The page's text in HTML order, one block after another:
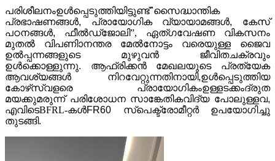
പരിശീലനംഉൾപ്പെടുത്തിയിട്ടുണ്ട്"സൈദ്ധാന്തിക
പ്രഭാഷണങ്ങൾ, പ്രായോഗിക വ്യായാമങ്ങൾ, കേസ്
പഠനങ്ങൾ, ഫീൽഡ്ജോലി”, ഏത്ഗവേഷണ വികസനം
മുതൽ വിപണിാനന്തര മേൽനോട്ടം വരെയുള്ള ജൈവ
ഉൽപ്പന്നങ്ങളുടെ മുഴുവൻ ജീവിതചക്രവും
ഉൾക്കൊള്ളുന്നു. ആഫ്രിക്കൻ മേഖലയുടെ പ്രത്യേക
ആവശ്യങ്ങൾ നിറവേറ്റുന്നതിനായി,ഉൾപ്പെടുത്തിയ
കോഴ്‌സ്വളരെ പ്രായോഗികംഉള്ളടക്കംദ്രുത
മയക്കുമരുന്ന് പരിശോധന സാങ്കേതികവിദ്യ പോലുള്ളവ,
എവിടെBFRL-കൾFR60 സ്പെക്ട്രോമീറ്റർ ഉപയോഗിച്ചു
തുടങ്ങി.